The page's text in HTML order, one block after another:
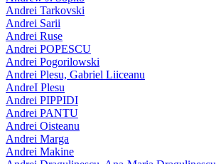
Andrei Tarkovski
Andrei Sarii
Andrei Ruse
Andrei POPESCU
Andrei Pogorilowski
Andrei Plesu, Gabriel Liiceanu
AndreI Plesu
Andrei PIPPIDI
Andrei PANTU
Andrei Oisteanu
Andrei Marga
Andrei Makine